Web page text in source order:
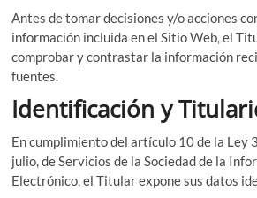
Antes de tomar decisiones y/o acciones
información incluida en el Sitio Web, el
comprobar y contrastar la información
fuentes.
Identificación y
En cumplimiento del artículo 10 de la Ley
julio, de Servicios de la Sociedad de la
Electrónico, el Titular expone sus datos